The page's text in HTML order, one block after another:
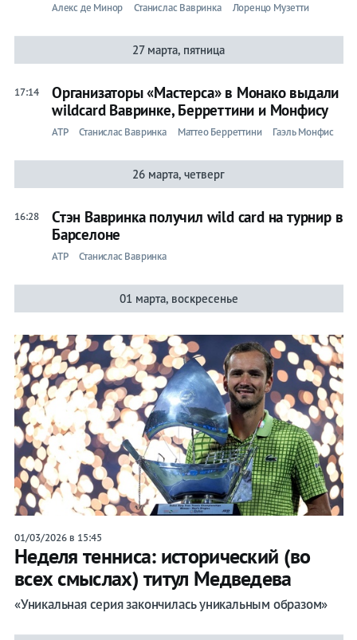
Алекс де Минор
Станислас Вавринка Лоренцо Музетти
27 марта, пятница
17:14
Организаторы «Мастерса» в Монако выдали
wildcard Вавринке, Берреттини и Монфису
ATP Станислас Вавринка Маттео Берреттини Гаэль Монфис
26 марта, четверг
16:28
Стэн Вавринка получил wild card на турнир в
Барселоне
ATP Станислас Вавринка
01 марта, воскресенье
01/03/2026 в 15:45
Неделя тенниса: исторический (во
всех смыслах) титул Медведева
«Уникальная серия закончилась уникальным образом»